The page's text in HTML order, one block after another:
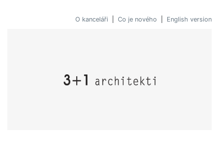
O kanceláři Co je nového English version